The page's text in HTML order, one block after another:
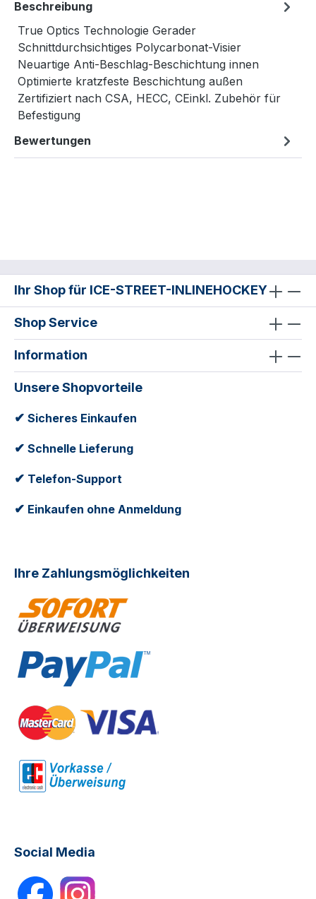
Beschreibung
True Optics Technologie Gerader
Schnittdurchsichtiges Polycarbonat-Visier
Neuartige Anti-Beschlag-Beschichtung innen
Optimierte kratzfeste Beschichtung außen
Zertifiziert nach CSA, HECC, CEinkl. Zubehör für
Befestigung
Bewertungen
Ihr Shop für ICE-STREET-INLINEHOCKEY
Shop Service
Information
Unsere Shopvorteile
✔ Sicheres Einkaufen
✔ Schnelle Lieferung
✔ Telefon-Support
✔ Einkaufen ohne Anmeldung
Ihre Zahlungsmöglichkeiten
Social Media